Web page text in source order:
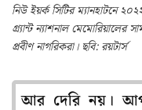
নিউ ইয়র্ক সিটির ম্যানহাটনে
গ্র্যান্ট ন্যাশনাল মেমোরিয়ালের
প্রবীণ নাগরিকরা। ছবি: রয়টার্স
আর দেরি নয়।